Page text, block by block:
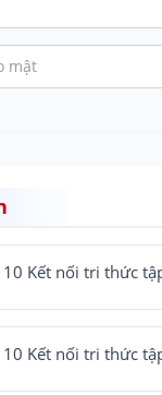
10 Kết nối tri thức
10 Kết nối tri thức